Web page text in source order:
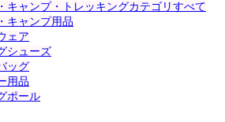
キャンプ・トレッキングカテゴリすべて
キャンプ用品
ェア
シューズ
ッグ
用品
ポール